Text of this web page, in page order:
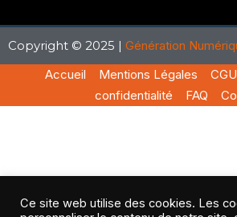
Copyright © 2025 | Génération
Accueil
Mentions Légales CGU
confidentialité
FAQ
Ce site web utilise des cookies. Les